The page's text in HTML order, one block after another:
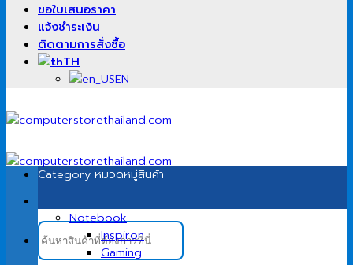
ขอใบเสนอราคา
แจ้งชำระเงิน
ติดตามการสั่งซื้อ
TH
EN
ค้นหา:
Category หมวดหมู่สินค้า
Notebook
Inspiron
Gaming